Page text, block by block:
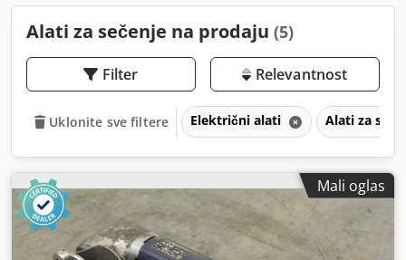
Alati za sečenje na prodaju (5)
Filter Relevantnost
Uklonite sve filtere Električni alati Alati za
Mali oglas